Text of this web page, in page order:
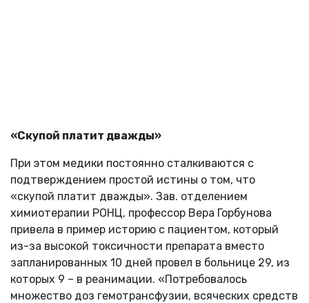
«Скупой платит дважды»
При этом медики постоянно сталкиваются с
подтверждением простой истины о том, что
«скупой платит дважды». Зав. отделением
химиотерапии РОНЦ, профессор Вера Горбунова
привела в пример историю с пациентом, который
из-за высокой токсичности препарата вместо
запланированных 10 дней провел в больнице 29, из
которых 9 – в реанимации. «Потребовалось
множество доз гемотрансфузии, всяческих средств